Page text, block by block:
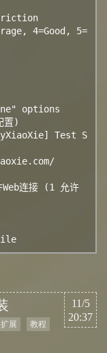
4=Good, 5=
options
置)
Test S
连接 (1 允许
11/5
20:37
扩展
教程